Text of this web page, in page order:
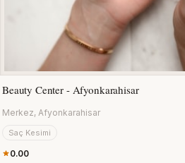
Beauty Center - Afyonkarahisar
Merkez, Afyonkarahisar
Saç Kesimi
0.00